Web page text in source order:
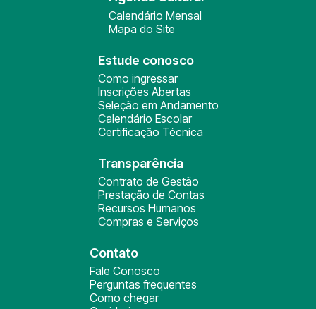
Calendário Mensal
Mapa do Site
Estude conosco
Como ingressar
Inscrições Abertas
Seleção em Andamento
Calendário Escolar
Certificação Técnica
Transparência
Contrato de Gestão
Prestação de Contas
Recursos Humanos
Compras e Serviços
Contato
Fale Conosco
Perguntas frequentes
Como chegar